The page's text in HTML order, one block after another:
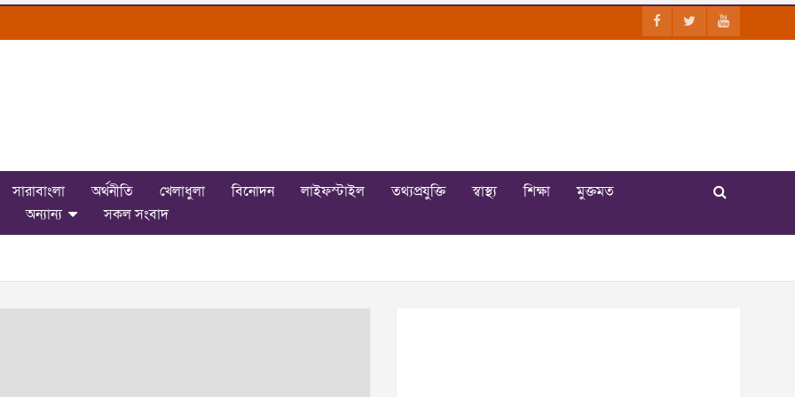
সারাবাংলা অর্থনীতি খেলাধুলা বিনোদন লাইফস্টাইল তথ্যপ্রযুক্তি স্বাস্থ্য শিক্ষা
মুক্তমত
অন্যান্য সকল সংবাদ